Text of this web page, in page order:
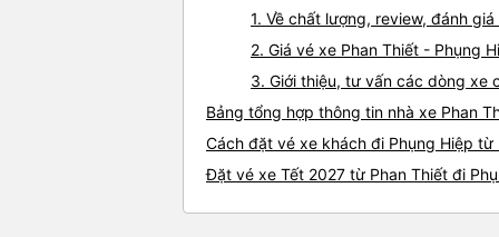
1. Về chất lượng, review, đánh
2. Giá vé xe Phan Thiết - Phụng
3. Giới thiệu, tư vấn các dòng xe
Bảng tổng hợp thông tin nhà xe Phan
Cách đặt vé xe khách đi Phụng Hiệp
Đặt vé xe Tết 2027 từ Phan Thiết đi